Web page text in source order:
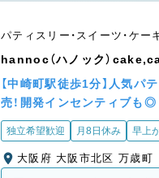
パティスリー・スイーツ・ケー
hannoc（ハノック）
【中崎町駅徒歩1分】人気パ
売！開発インセンティブも◎
独立希望歓迎 月8日休み 早上
大阪府 大阪市北区 万歳町